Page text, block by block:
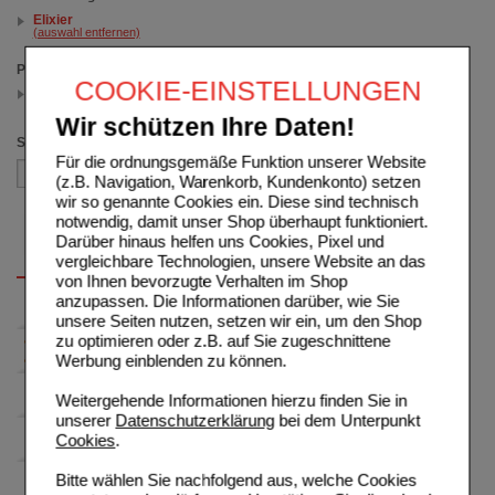
COOKIE-EINSTELLUNGEN
Wir schützen Ihre Daten!
Für die ordnungsgemäße Funktion unserer Website
(z.B. Navigation, Warenkorb, Kundenkonto) setzen
wir so genannte Cookies ein. Diese sind technisch
notwendig, damit unser Shop überhaupt funktioniert.
Darüber hinaus helfen uns Cookies, Pixel und
vergleichbare Technologien, unsere Website an das
von Ihnen bevorzugte Verhalten im Shop
anzupassen. Die Informationen darüber, wie Sie
unsere Seiten nutzen, setzen wir ein, um den Shop
zu optimieren oder z.B. auf Sie zugeschnittene
Werbung einblenden zu können.
Weitergehende Informationen hierzu finden Sie in
unserer Datenschutzerklärungbei dem Unterpunkt
Cookies.
Bitte wählen Sie nachfolgend aus, welche Cookies
Elixier
(auswahl entfernen)
Packungsgröße
Sortieren nach